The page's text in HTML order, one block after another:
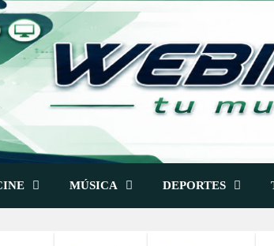
MÚSICA DEPORTES